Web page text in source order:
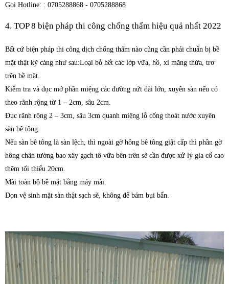
Gọi Hotline: : 0705288868 - 0705288868
4. TOP 8 biện pháp thi công chống thấm hiệu quả nhất 2022
Bất cứ biện pháp thi công dịch chống thấm nào cũng cần phải chuẩn bị bề
mặt thật kỹ càng như sau:Loại bỏ hết các lớp vữa, hồ, xi măng thừa, trơ
trên bề mặt.
Kiểm tra và đục mở phần miệng các đường nứt dài lớn, xuyên sàn nếu có
theo rãnh rộng từ 1 – 2cm, sâu 2cm.
Đục rãnh rộng 2 – 3cm, sâu 3cm quanh miệng lỗ cống thoát nước xuyên
sàn bê tông.
Nếu sàn bê tông là sàn lệch, thì ngoài gờ hông bê tông giật cấp thì phần gờ
hông chân tường bao xây gạch tô vữa bên trên sẽ cần được xử lý gia cố cao
thêm tối thiểu 20cm.
Mài toàn bộ bề mặt bằng máy mài.
Dọn vệ sinh mặt sàn thật sạch sẽ, không để bám bụi bẩn.